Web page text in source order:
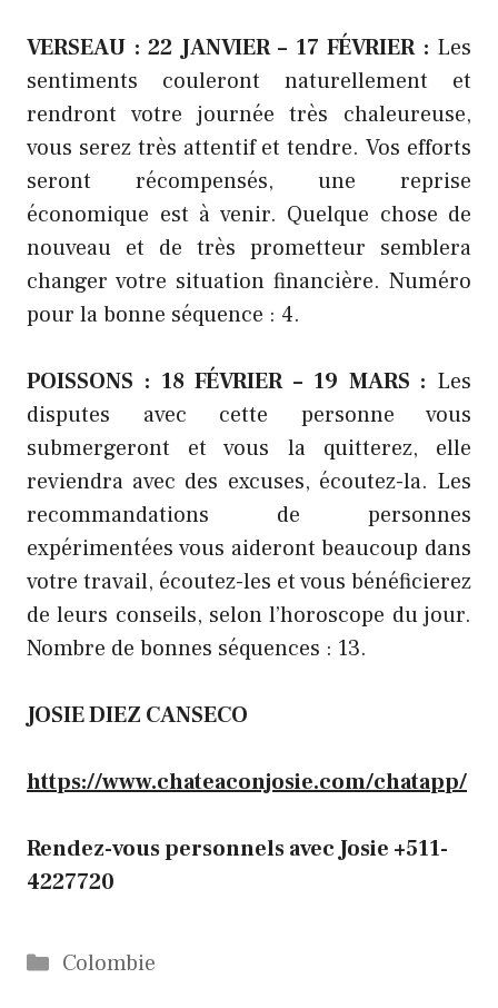
VERSEAU : 22 JANVIER – 17 FÉVRIER : Les
sentiments couleront naturellement et
rendront votre journée très chaleureuse,
vous serez très attentif et tendre. Vos efforts
seront récompensés, une reprise
économique est à venir. Quelque chose de
nouveau et de très prometteur semblera
changer votre situation financière. Numéro
pour la bonne séquence : 4.
POISSONS : 18 FÉVRIER – 19 MARS : Les
disputes avec cette personne vous
submergeront et vous la quitterez, elle
reviendra avec des excuses, écoutez-la. Les
recommandations de personnes
expérimentées vous aideront beaucoup dans
votre travail, écoutez-les et vous bénéficierez
de leurs conseils, selon l’horoscope du jour.
Nombre de bonnes séquences : 13.
JOSIE DIEZ CANSECO
https://www.chateaconjosie.com/chatapp/
Rendez-vous personnels avec Josie +511-
4227720
Catégories
Colombie